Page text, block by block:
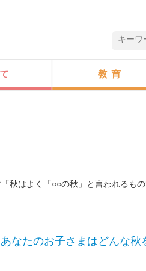
秋はよく「○○の秋」と言われるも
なたのお子さまはどんな